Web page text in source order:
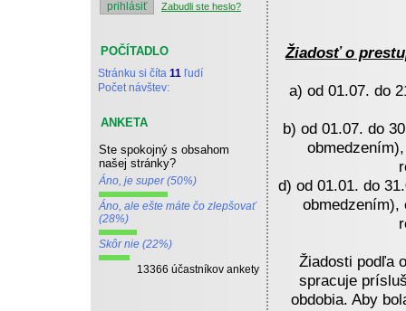
Zabudli ste heslo?
POČÍTADLO
Stránku si číta 11 ľudí
Počet návštev:
ANKETA
Ste spokojný s obsahom
našej stránky?
Áno, je super (50%)
Áno, ale ešte máte čo zlepšovať
(28%)
Skôr nie (22%)
13366 účastníkov ankety
Žiadosť o
a) od 01.07. do
b) od 01.07. do
d) od 01.01. do
obmedzením),
Žiadosti podľa
spracuje
obdobia. Aby